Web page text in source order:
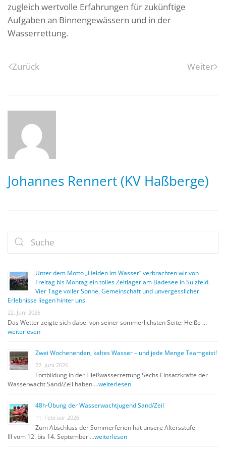
zugleich wertvolle Erfahrungen für zukünftige
Aufgaben an Binnengewässern und in der
Wasserrettung.
Zurück Weiter
Johannes Rennert (KV Haßberge)
Unter dem Motto „Helden im Wasser“ verbrachten wir von
Freitag bis Montag ein tolles Zeltlager am Badesee in Sulzfeld.
Vier Tage voller Sonne, Gemeinschaft und unvergesslicher
Erlebnisse liegen hinter uns.
22. Juni 2026
Das Wetter zeigte sich dabei von seiner sommerlichsten Seite: Heiße …
weiterlesen
Zwei Wochenenden, kaltes Wasser – und jede Menge Teamgeist!
22. Juni 2026
Fortbildung in der Fließwasserrettung Sechs Einsatzkräfte der
Wasserwacht Sand/Zeil haben …weiterlesen
48h-Übung der Wasserwachtjugend Sand/Zeil
11. Februar 2026
Zum Abschluss der Sommerferien hat unsere Altersstufe
III vom 12. bis 14. September …weiterlesen